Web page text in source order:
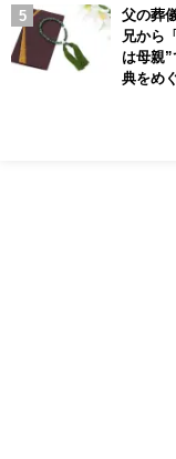
父の葬
兄から
は母親
典をめ